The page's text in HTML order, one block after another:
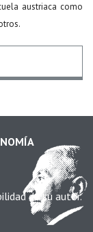
austriaca como
de su autor.